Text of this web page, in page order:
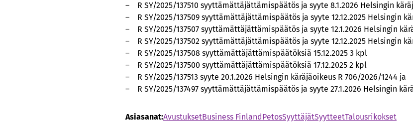
– R SY/2025/137510 syyttämättäjättämispäätös ja syyte 8.1.2026 Helsingin
– R SY/2025/137509 syyttämättäjättämispäätös ja syyte 12.12.2025 Helsingin
– R SY/2025/137507 syyttämättäjättämispäätös ja syyte 12.1.2026 Helsingin
– R SY/2025/137502 syyttämättäjättämispäätös ja syyte 12.12.2025 Helsingin
– R SY/2025/137508 syyttämättäjättämispäätöksiä 15.12.2025 3 kpl
– R SY/2025/137500 syyttämättäjättämispäätöksiä 17.12.2025 2 kpl
– R SY/2025/137513 syyte 20.1.2026 Helsingin käräjäoikeus R 706/2026/1244 ja
– R SY/2025/137497 syyttämättäjättämispäätös ja syyte 27.1.2026 Helsingin
Asiasanat:AvustuksetBusiness FinlandPetosSyyttäjätSyytteetTalousrikokset